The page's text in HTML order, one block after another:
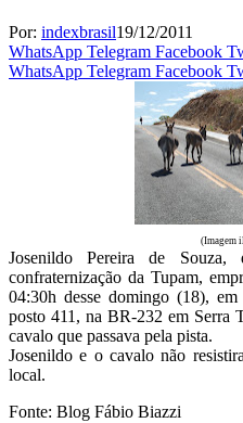
Por: indexbrasil19/12/2011
WhatsApp Telegram Facebook
WhatsApp Telegram Facebook
(Imagem
Josenildo Pereira de
confraternização da Tupam,
04:30h desse domingo (18),
posto 411, na BR-232 em Serra
cavalo que passava pela pista.
Josenildo e o cavalo não
local.
Fonte: Blog Fábio Biazzi